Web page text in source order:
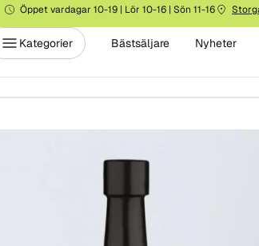
Öppet vardagar 10-19 | Lör 10-16 | Sön 11-16
Kategorier Bästsäljare Nyheter